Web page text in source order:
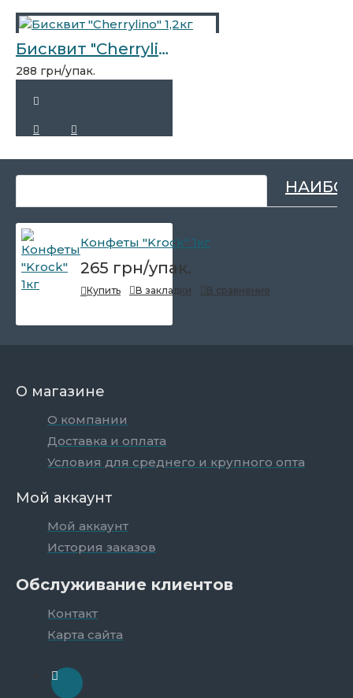
Бисквит "Cherrylino" 1,2кг
288 грн/упак.
Конфеты "Krock" 1кг
265 грн/упак.
Купить В закладки В сравнение
О магазине
О компании
Доставка и оплата
Условия для среднего и крупного опта
Мой аккаунт
Мой аккаунт
История заказов
Обслуживание клиентов
Контакт
Карта сайта